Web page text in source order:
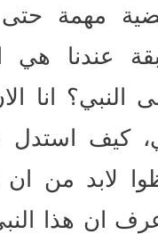
مهمة حتى
عندنا هي
النبي؟ انا
كيف
لابد من
ان هذا